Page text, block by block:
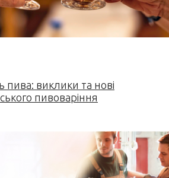
виклики та нові
пивоваріння